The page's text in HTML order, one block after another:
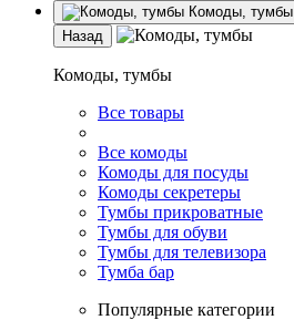
Комоды, тумбы
Назад
Комоды, тумбы
Все товары
Все комоды
Комоды для посуды
Комоды секретеры
Тумбы прикроватные
Тумбы для обуви
Тумбы для телевизора
Тумба бар
Популярные категории